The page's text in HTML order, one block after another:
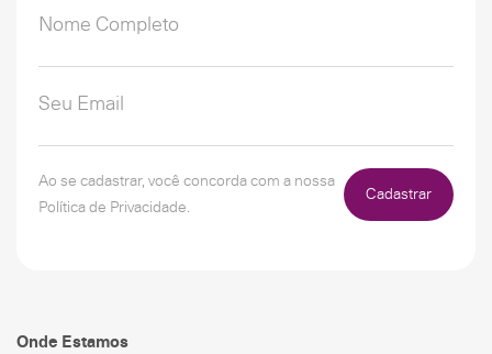
Ao se cadastrar, você concorda com a nossa
Política de Privacidade.
Cadastrar
Onde Estamos